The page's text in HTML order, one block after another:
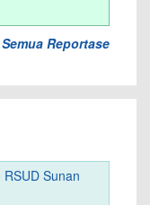
Semua Reportase
Sunan